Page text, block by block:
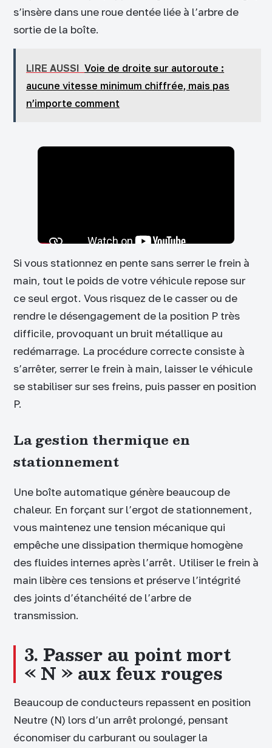
s’insère dans une roue dentée liée à l’arbre de
sortie de la boîte.
LIRE AUSSI Voie de droite sur autoroute :
aucune vitesse minimum chiffrée, mais pas
n’importe comment
Si vous stationnez en pente sans serrer le frein à
main, tout le poids de votre véhicule repose sur
ce seul ergot. Vous risquez de le casser ou de
rendre le désengagement de la position P très
difficile, provoquant un bruit métallique au
redémarrage. La procédure correcte consiste à
s’arrêter, serrer le frein à main, laisser le véhicule
se stabiliser sur ses freins, puis passer en position
P.
La gestion thermique en
stationnement
Une boîte automatique génère beaucoup de
chaleur. En forçant sur l’ergot de stationnement,
vous maintenez une tension mécanique qui
empêche une dissipation thermique homogène
des fluides internes après l’arrêt. Utiliser le frein à
main libère ces tensions et préserve l’intégrité
des joints d’étanchéité de l’arbre de
transmission.
3. Passer au point mort
« N » aux feux rouges
Beaucoup de conducteurs repassent en position
Neutre (N) lors d’un arrêt prolongé, pensant
économiser du carburant ou soulager la